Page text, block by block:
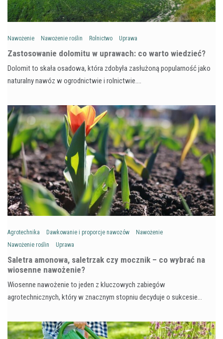
Nawożenie Nawożenie roślin Rolnictwo Uprawa
Zastosowanie dolomitu w uprawach: co warto wiedzieć?
Dolomit to skała osadowa, która zdobyła zasłużoną popularność jako
naturalny nawóz w ogrodnictwie i rolnictwie.…
Agrotechnika Dawkowanie i proporcje nawozów
Nawożenie
Nawożenie roślin
Uprawa
Saletra amonowa, saletrzak czy mocznik – co wybrać na
wiosenne nawożenie?
Wiosenne nawożenie to jeden z kluczowych zabiegów
agrotechnicznych, który w znacznym stopniu decyduje o sukcesie…